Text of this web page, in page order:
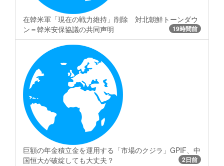
在韓米軍「現在の戦力維持」削除 対北朝鮮トーンダウ
ン＝韓米安保協議の共同声明
19時間前
巨額の年金積立金を運用する「市場のクジラ」GPIF、中
国恒大が破綻しても大丈夫？
2日前